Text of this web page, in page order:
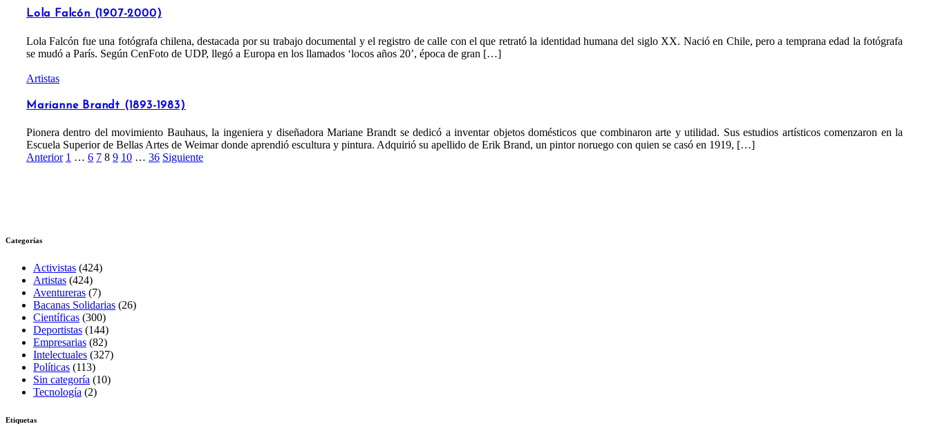
Lola Falcón (1907-2000)
Lola Falcón fue una fotógrafa chilena, destacada por su trabajo documental y el registro de calle con el que retrató la identidad humana del siglo XX. Nació en Chile, pero a temprana edad la fotógrafa
se mudó a París. Según CenFoto de UDP, llegó a Europa en los llamados ‘locos años 20’, época de gran […]
Artistas
Marianne Brandt (1893-1983)
Pionera dentro del movimiento Bauhaus, la ingeniera y diseñadora Mariane Brandt se dedicó a inventar objetos domésticos que combinaron arte y utilidad. Sus estudios artísticos comenzaron en la
Escuela Superior de Bellas Artes de Weimar donde aprendió escultura y pintura. Adquirió su apellido de Erik Brand, un pintor noruego con quien se casó en 1919, […]
Paginación
Anterior 1 … 6 7 8 9 10 … 36 Siguiente
Categorías
Activistas (424)
Artistas (424)
Aventureras (7)
Bacanas Solidarias (26)
Científicas (300)
Deportistas (144)
Empresarias (82)
Intelectuales (327)
Políticas (113)
Sin categoría (10)
Tecnología (2)
Etiquetas